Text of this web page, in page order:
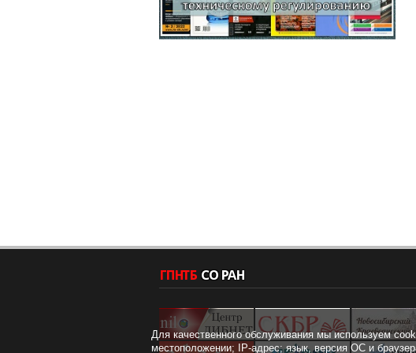
Для качественного обслуживания мы используем
местоположении; IP-адрес; язык, версия ОС и